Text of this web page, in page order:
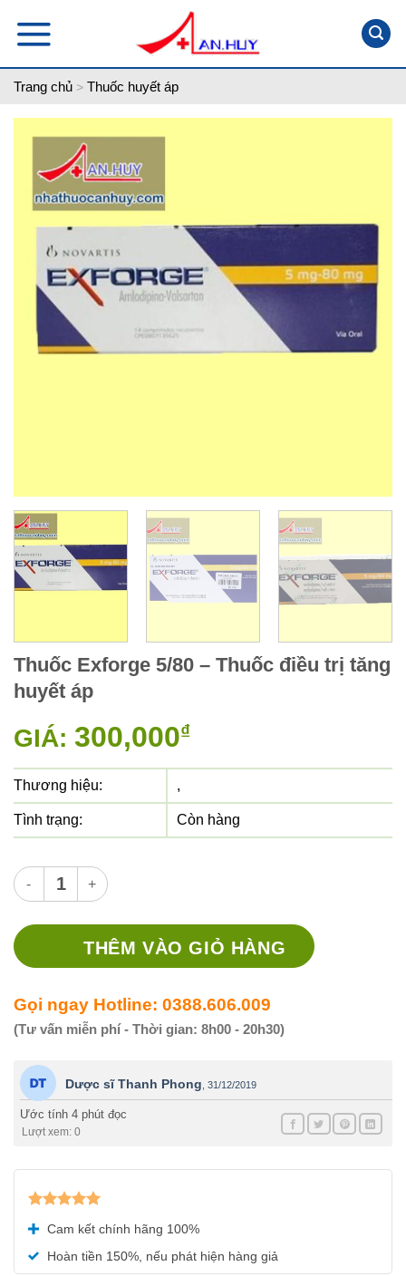
Trang chủ > Thuốc huyết áp
Thuốc Exforge 5/80 – Thuốc điều trị tăng
huyết áp
GIÁ: 300,000₫
Thương hiệu: ,
Tình trạng: Còn hàng
Thuốc Exforge 5/80 - Thuốc điều trị tăng huyết áp số lượng
THÊM VÀO GIỎ HÀNG
Gọi ngay Hotline: 0388.606.009
(Tư vấn miễn phí - Thời gian: 8h00 - 20h30)
Dược sĩ Thanh Phong 31/12/2019
Ước tính 4 phút đọc
Lượt xem: 0
hạng5.00
5 sao
Cam kết chính hãng 100%
Hoàn tiền 150%, nếu phát hiện hàng giả